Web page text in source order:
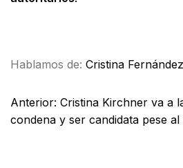
Hablamos de: Cristina
Anterior: Cristina Kirchner va a
condena y ser candidata pese